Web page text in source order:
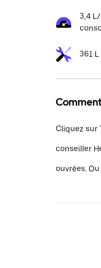
3,4
361
Cliquez sur
conseiller
ouvrées.